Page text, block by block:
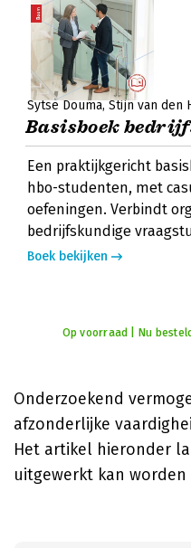
Sytse Douma Stijn van den
Basisboek
Een praktijkgericht
hbo-studenten, met
oefeningen. Verbindt
bedrijfskundige
Boek bekijken
Op voorraad | Nu
Onderzoekend
afzonderlijke
Het artikel hieronder
uitgewerkt kan